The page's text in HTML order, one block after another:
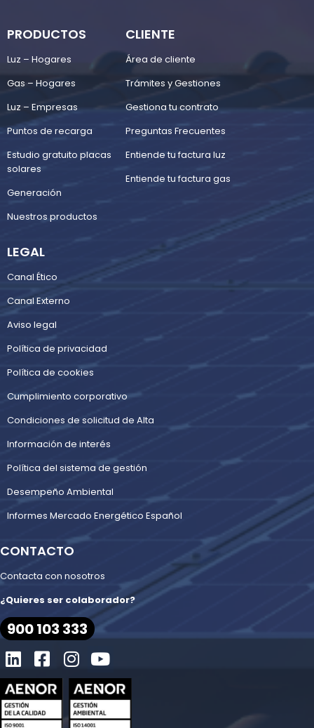
PRODUCTOS
Luz – Hogares
Gas – Hogares
Luz – Empresas
Puntos de recarga
Estudio gratuito placas
solares
Generación
Nuestros productos
CLIENTE
Área de cliente
Trámites y Gestiones
Gestiona tu contrato
Preguntas Frecuentes
Entiende tu factura luz
Entiende tu factura gas
LEGAL
Canal Ético
Canal Externo
Aviso legal
Política de privacidad
Política de cookies
Cumplimiento corporativo
Condiciones de solicitud de Alta
Información de interés
Política del sistema de gestión
Desempeño Ambiental
Informes Mercado Energético Español
CONTACTO
Contacta con nosotros
¿Quieres ser colaborador?
900 103 333